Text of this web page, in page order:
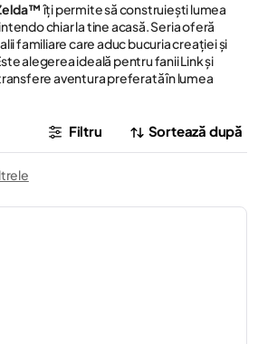
îți permite să construiești lumea
chiar la tine acasă. Seria oferă
familiare care aduc bucuria creației și
alegerea ideală pentru fanii Link și
aventura preferată în lumea
Filtru Sortează după